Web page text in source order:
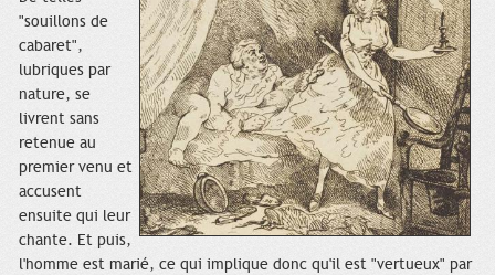
"souillons de
cabaret",
lubriques par
nature, se
livrent sans
retenue au
premier venu et
accusent
ensuite qui leur
chante. Et puis,
l'homme est marié, ce qui implique donc qu'il est "vertueux" par